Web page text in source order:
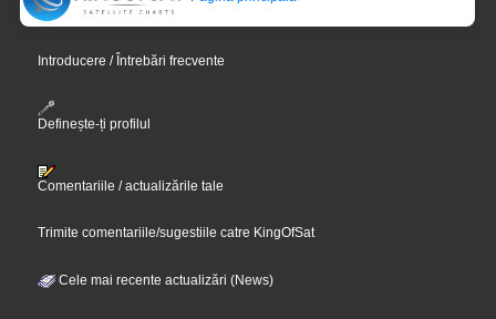
Introducere / Întrebări frecvente
Definește-ți profilul
Comentariile / actualizările tale
Trimite comentariile/sugestiile catre KingOfSat
Cele mai recente actualizări (News)